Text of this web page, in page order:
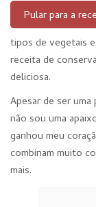
Pular para a
tipos de vegetais
receita de
deliciosa.
Apesar de ser
não sou uma
ganhou meu
combinam muito
mais.